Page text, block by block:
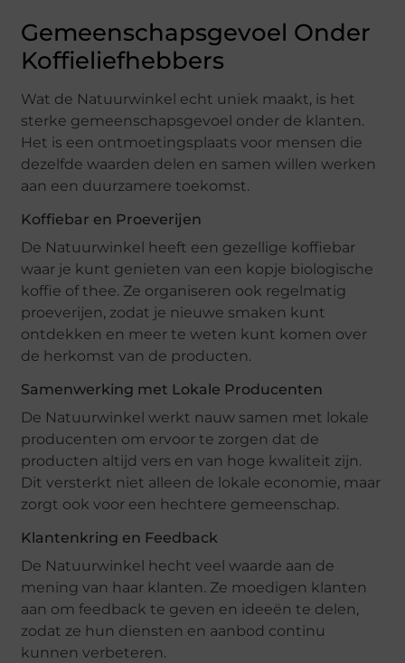
Gemeenschapsgevoel Onder
Koffieliefhebbers
Wat de Natuurwinkel echt uniek maakt, is het
sterke gemeenschapsgevoel onder de klanten.
Het is een ontmoetingsplaats voor mensen die
dezelfde waarden delen en samen willen werken
aan een duurzamere toekomst.
Koffiebar en Proeverijen
De Natuurwinkel heeft een gezellige koffiebar
waar je kunt genieten van een kopje biologische
koffie of thee. Ze organiseren ook regelmatig
proeverijen, zodat je nieuwe smaken kunt
ontdekken en meer te weten kunt komen over
de herkomst van de producten.
Samenwerking met Lokale Producenten
De Natuurwinkel werkt nauw samen met lokale
producenten om ervoor te zorgen dat de
producten altijd vers en van hoge kwaliteit zijn.
Dit versterkt niet alleen de lokale economie, maar
zorgt ook voor een hechtere gemeenschap.
Klantenkring en Feedback
De Natuurwinkel hecht veel waarde aan de
mening van haar klanten. Ze moedigen klanten
aan om feedback te geven en ideeën te delen,
zodat ze hun diensten en aanbod continu
kunnen verbeteren.